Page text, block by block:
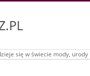
się w świecie mody, urody